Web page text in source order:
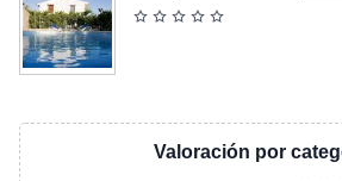
Valoración por